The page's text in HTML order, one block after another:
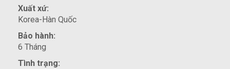
Xuất xứ:
Korea-Hàn Quốc
Bảo hành:
6 Tháng
Tình trạng: